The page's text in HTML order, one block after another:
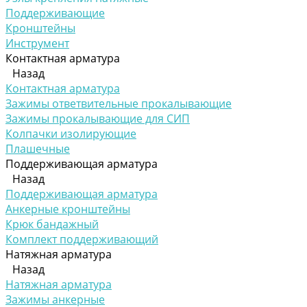
Поддерживающие
Кронштейны
Инструмент
Контактная арматура
Назад
Контактная арматура
Зажимы ответвительные прокалывающие
Зажимы прокалывающие для СИП
Колпачки изолирующие
Плашечные
Поддерживающая арматура
Назад
Поддерживающая арматура
Анкерные кронштейны
Крюк бандажный
Комплект поддерживающий
Натяжная арматура
Назад
Натяжная арматура
Зажимы анкерные